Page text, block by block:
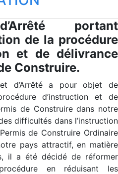
portant
de la procédure
et de délivrance
Construire.
d’Arrêté a pour objet de
d’instruction et de
de Construire dans notre
difficultés dans l’instruction
de Construire Ordinaire
pays attractif, en matière
il a été décidé de réformer
en réduisant les